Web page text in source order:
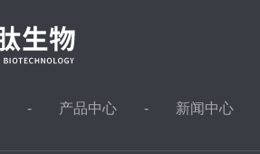
产品中心 新闻中心